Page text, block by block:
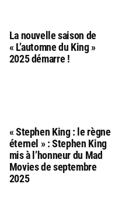
La nouvelle saison de
« L’automne du King »
2025 démarre !
« Stephen King : le règne
éternel » : Stephen King
mis à l’honneur du Mad
Movies de septembre
2025